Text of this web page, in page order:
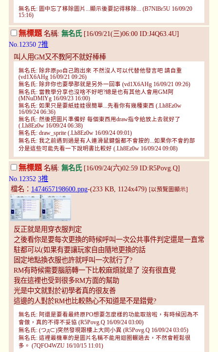
無名氏: 圖中忘了移除圖片...顯示後要記得移除... (B7NlBr5U 16/09/20
15:16)
無標題名稱: 無名氏[16/09/21(三)06:00 ID:J4Q63.4U]
No.12350 7推
叫人用GM又不教阿不就好棒棒
無名氏: 除非原po自己跑出來 不然沒人可以代替他發言吧 請自重
(vd1X6AHg 16/09/21 09:26)
無名氏: 除非你也要學那就是另外一回事 (vd1X6AHg 16/09/21 09:26)
無名氏: 當教學分享也沒啥不好吧?總是也有其他人會用GM阿
(MNuDMlYg 16/09/23 16:00)
無名氏: 如果只是要紙娃娃很簡單...先看你有幾種東西 (.Lh8Ez0w
16/09/24 06:36)
無名氏: 然後把圖片準備好 每個東西用draw指令給放上去就好了
(.Lh8Ez0w 16/09/24 06:38)
無名氏: draw_sprite (.Lh8Ez0w 16/09/24 09:01)
無名氏: 我之前遇到過是有人連滑鼠鍵盤都不會按的...如果你不會的部
分是這些可能先看一下說明書比較好 (.Lh8Ez0w 16/09/24 09:08)
無標題 名稱: 無名氏[16/09/24(六)02:59 ID:R5Povg.Q]
No.12352 3推
檔名： 1474657198600.png-(233 KB, 1124x479) [以預覽圖顯示]
反正就是用穿衣服判定
之後看你是要每次更換的時候呼叫一次公共事件判定還是一直常
駐都可以(如果有要讓玩家自由隨地更換的話
固定地點換衣服也許就呼叫一次就行了?
RM有時候需要腦筋轉一下比較麻煩就是了 沒有很直覺
我在這裡也受到很多RM方面的幫助
光是中文就對於初學者真的很友善
這邊的人對於RM也比較熱心不知道是不是錯覺?
無名氏: 阿還是要看最終原PO想要怎麼樣的功能取捨啦，有時候因為不
會做，真的不得不妥協 (R5Povg.Q 16/09/24 03:00)
無名氏: (つд⊂)突然發現跟樓上大同小異 (R5Povg.Q 16/09/24 03:05)
無名氏: 這裡最機車的是圖片名稱不能用迴圈輾過去，不然會輕鬆很
多。 (7QFO4WZU 16/10/15 11:01)